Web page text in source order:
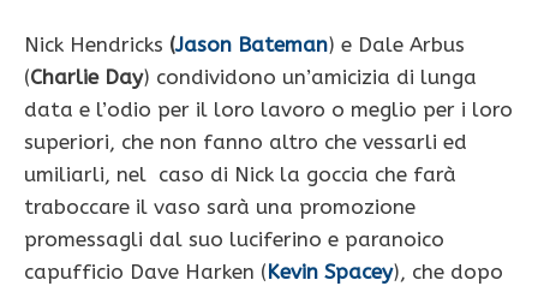
Nick Hendricks (Jason Bateman) e Dale Arbus
(Charlie Day) condividono un’amicizia di lunga
data e l’odio per il loro lavoro o meglio per i loro
superiori, che non fanno altro che vessarli ed
umiliarli, nel caso di Nick la goccia che farà
traboccare il vaso sarà una promozione
promessagli dal suo luciferino e paranoico
capufficio Dave Harken (Kevin Spacey), che dopo